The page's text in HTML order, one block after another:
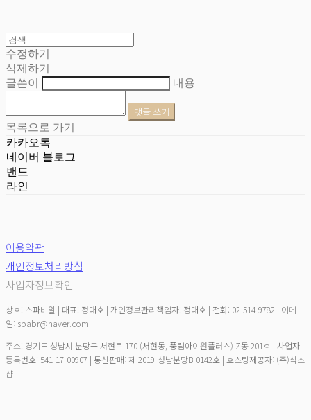
수정하기
삭제하기
글쓴이
내용
댓글 쓰기
목록으로 가기
카카오톡
네이버 블로그
밴드
라인
이용약관
개인정보처리방침
사업자정보확인
상호: 스파비알 | 대표: 정대호 | 개인정보관리책임자: 정대호 | 전화: 02-514-9782 | 이메
일: spabr@naver.com
주소: 경기도 성남시 분당구 서현로 170 (서현동, 풍림아이원플러스) Z동 201호 | 사업자
등록번호: 541-17-00907 | 통신판매: 제 2019-성남분당B-0142호 | 호스팅제공자: (주)식스
샵